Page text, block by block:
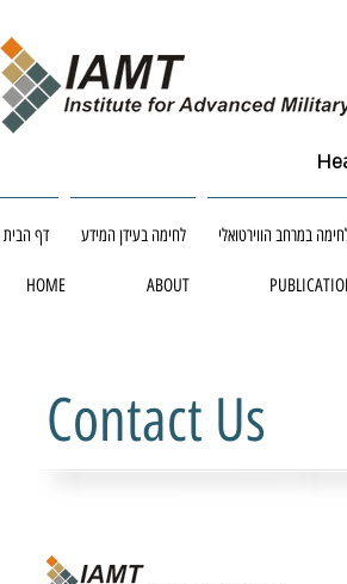
דף הבית לחימה בעידן המידע במרחב הווירטואלי
HOME ABOUT
Contact Us